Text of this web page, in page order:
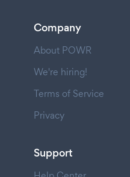
Company
About POWR
We're hiring!
Terms of Service
Privacy
Support